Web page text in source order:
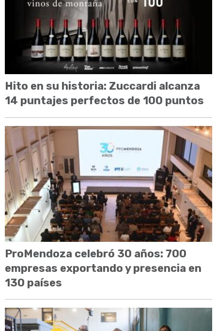
Hito en su historia: Zuccardi alcanza
14 puntajes perfectos de 100 puntos
ProMendoza celebró 30 años: 700
empresas exportando y presencia en
130 países